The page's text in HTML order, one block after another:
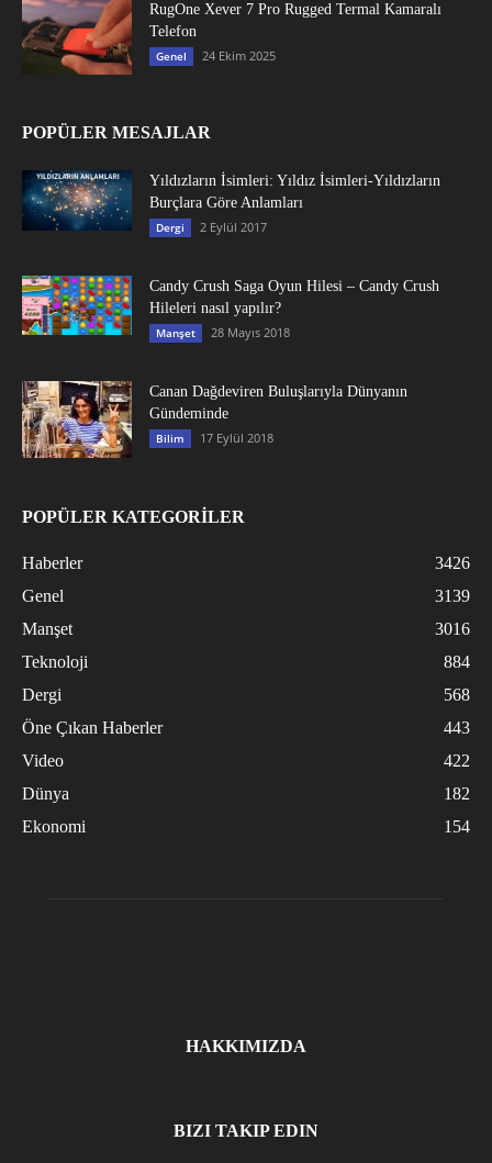
RugOne Xever 7 Pro Rugged Termal Kamaralı
Telefon
Genel 24 Ekim 2025
POPÜLER MESAJLAR
Yıldızların İsimleri: Yıldız İsimleri-Yıldızların
Burçlara Göre Anlamları
Dergi 2 Eylül 2017
Candy Crush Saga Oyun Hilesi – Candy Crush
Hileleri nasıl yapılır?
Manşet 28 Mayıs 2018
Canan Dağdeviren Buluşlarıyla Dünyanın
Gündeminde
Bilim 17 Eylül 2018
POPÜLER KATEGORİLER
Haberler
3426
Genel
3139
Manşet
3016
Teknoloji
884
Dergi
568
Öne Çıkan Haberler
443
Video
422
Dünya
182
Ekonomi
154
HAKKIMIZDA
BIZI TAKIP EDIN